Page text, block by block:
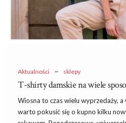
Aktualności ~ sklepy
T-shirty damskie na wiele
Wiosna to czas wielu wyprzedaży,
warto pokusić się o kupno kilku